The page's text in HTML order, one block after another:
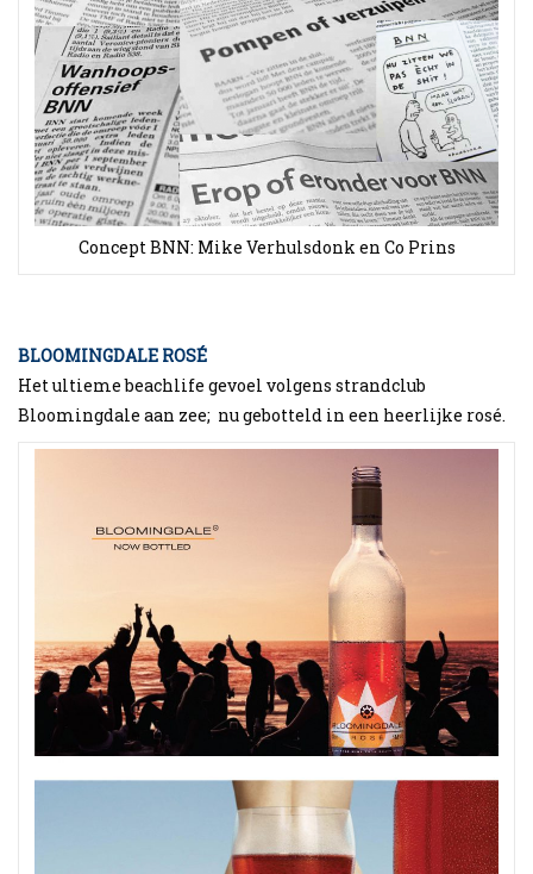
Concept BNN: Mike Verhulsdonk en Co Prins
BLOOMINGDALE ROSÉ
Het ultieme beachlife gevoel volgens strandclub
Bloomingdale aan zee; nu gebotteld in een heerlijke rosé.